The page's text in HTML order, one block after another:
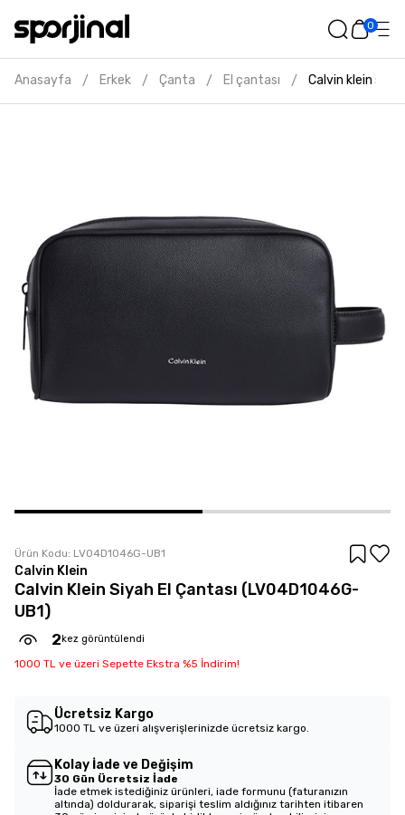
0
Anasayfa / Erkek / Çanta / El çantası / Calvin klein
Ürün Kodu: LV04D1046G-UB1
Calvin Klein
Calvin Klein Siyah El Çantası (LV04D1046G-
UB1)
2 kez görüntülendi
1000 TL ve üzeri Sepette Ekstra %5 İndirim!
Ücretsiz Kargo
1000 TL ve üzeri alışverişlerinizde ücretsiz kargo.
Kolay İade ve Değişim
30 Gün Ücretsiz İade
İade etmek istediğiniz ürünleri, iade formunu (faturanızın
altında) doldurarak, siparişi teslim aldığınız tarihten itibaren